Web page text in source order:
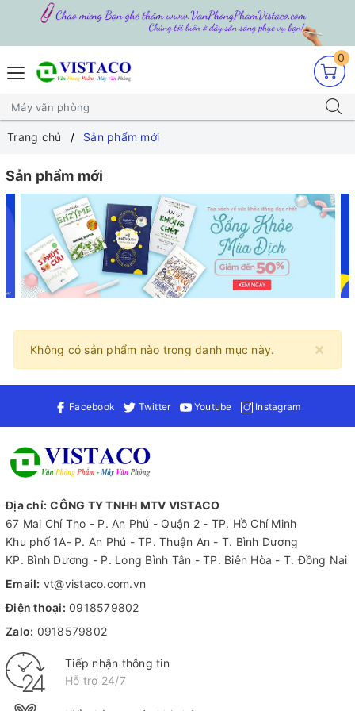
0
Trang chủ Sản phẩm mới
Sản phẩm mới
×
Không có sản phẩm nào trong danh mục này.
Facebook Twitter Youtube Instagram
Địa chỉ: CÔNG TY TNHH MTV VISTACO
67 Mai Chí Tho - P. An Phú - Quận 2 - TP. Hồ Chí Minh
Khu phố 1A- P. An Phú - TP. Thuận An - T. Bình Dương
KP. Bình Dương - P. Long Bình Tân - TP. Biên Hòa - T. Đồng Nai
Email: vt@vistaco.com.vn
Điện thoại: 0918579802
Zalo: 0918579802
Tiếp nhận thông tin
Hỗ trợ 24/7